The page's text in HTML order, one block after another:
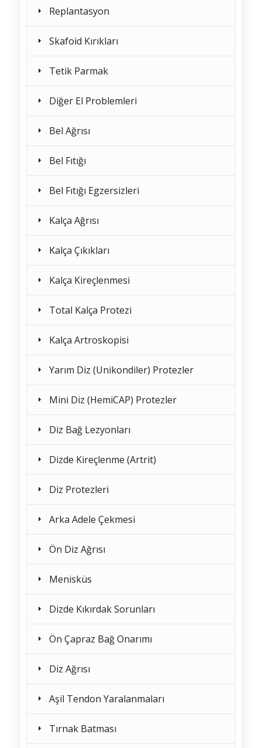
Replantasyon
Skafoid Kırıkları
Tetik Parmak
Diğer El Problemleri
Bel Ağrısı
Bel Fıtığı
Bel Fıtığı Egzersizleri
Kalça Ağrısı
Kalça Çıkıkları
Kalça Kireçlenmesi
Total Kalça Protezi
Kalça Artroskopisi
Yarım Diz (Unikondiler) Protezler
Mini Diz (HemiCAP) Protezler
Diz Bağ Lezyonları
Dizde Kireçlenme (Artrit)
Diz Protezleri
Arka Adele Çekmesi
Ön Diz Ağrısı
Menisküs
Dizde Kıkırdak Sorunları
Ön Çapraz Bağ Onarımı
Diz Ağrısı
Aşil Tendon Yaralanmaları
Tırnak Batması